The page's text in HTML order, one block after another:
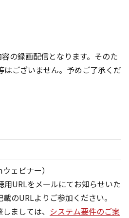
の録画配信となります。そのた
はございません。予めご了承くだ
ェビナー）
用URLをメールにてお知らせいた
のURLよりご参加ください。
ましては、 システム要件のご案